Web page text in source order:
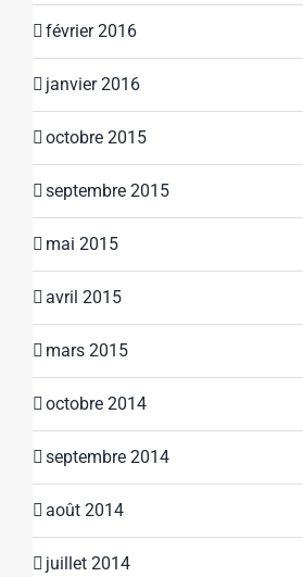
février 2016
janvier 2016
octobre 2015
septembre 2015
mai 2015
avril 2015
mars 2015
octobre 2014
septembre 2014
août 2014
juillet 2014